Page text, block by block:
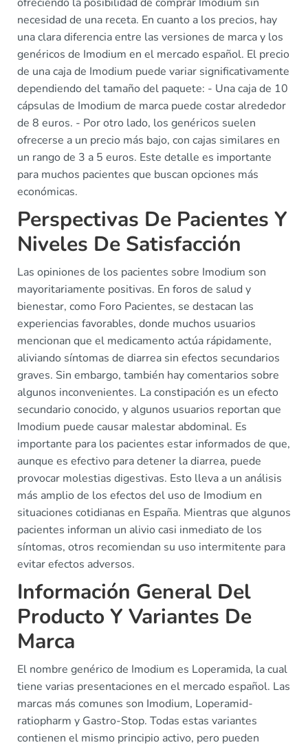
necesidad de una receta. En cuanto a los precios, hay
una clara diferencia entre las versiones de marca y los
genéricos de Imodium en el mercado español. El precio
de una caja de Imodium puede variar significativamente
dependiendo del tamaño del paquete: - Una caja de 10
cápsulas de Imodium de marca puede costar alrededor
de 8 euros. - Por otro lado, los genéricos suelen
ofrecerse a un precio más bajo, con cajas similares en
un rango de 3 a 5 euros. Este detalle es importante
para muchos pacientes que buscan opciones más
económicas.
Perspectivas De Pacientes Y
Niveles De Satisfacción
Las opiniones de los pacientes sobre Imodium son
mayoritariamente positivas. En foros de salud y
bienestar, como Foro Pacientes, se destacan las
experiencias favorables, donde muchos usuarios
mencionan que el medicamento actúa rápidamente,
aliviando síntomas de diarrea sin efectos secundarios
graves. Sin embargo, también hay comentarios sobre
algunos inconvenientes. La constipación es un efecto
secundario conocido, y algunos usuarios reportan que
Imodium puede causar malestar abdominal. Es
importante para los pacientes estar informados de que,
aunque es efectivo para detener la diarrea, puede
provocar molestias digestivas. Esto lleva a un análisis
más amplio de los efectos del uso de Imodium en
situaciones cotidianas en España. Mientras que algunos
pacientes informan un alivio casi inmediato de los
síntomas, otros recomiendan su uso intermitente para
evitar efectos adversos.
Información General Del
Producto Y Variantes De
Marca
El nombre genérico de Imodium es Loperamida, la cual
tiene varias presentaciones en el mercado español. Las
marcas más comunes son Imodium, Loperamid-
ratiopharm y Gastro-Stop. Todas estas variantes
contienen el mismo principio activo, pero pueden